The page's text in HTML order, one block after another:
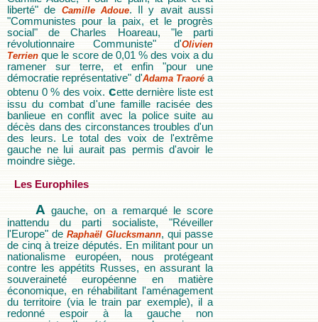
liberté" de Camille Adoue. Il y avait aussi
"Communistes pour la paix, et le progrès
social" de Charles Hoareau, "le parti
révolutionnaire Communiste" d'Olivien
Terrien que le score de 0,01 % des voix a du
ramener sur terre, et enfin "pour une
démocratie représentative" d'Adama Traoréa
obtenu 0 % des voix. cette dernière liste est
issu du combat d'une famille racisée des
banlieue en conflit avec la police suite au
décès dans des circonstances troubles d'un
des leurs. Le total des voix de l'extrême
gauche ne lui aurait pas permis d'avoir le
moindre siège.
Les Europhiles
A gauche, on a remarqué le score
inattendu du parti socialiste, "Réveiller
l'Europe" de Raphaël Glucksmann, qui passe
de cinq à treize députés. En militant pour un
nationalisme européen, nous protégeant
contre les appétits Russes, en assurant la
souveraineté européenne en matière
économique, en réhabilitant l'aménagement
du territoire (via le train par exemple), il a
redonné espoir à la gauche non